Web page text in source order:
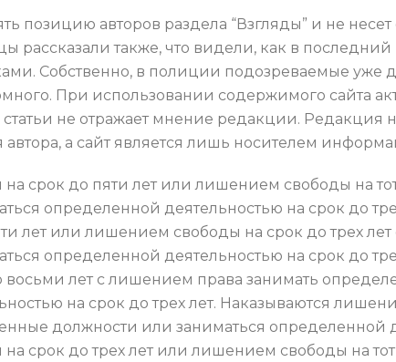
позицию авторов раздела “Взгляды” и не несет
рассказали также, что видели, как в
Собственно, в полиции подозреваемые уже
При использовании содержимого сайта
не отражает мнение редакции. Редакция
а сайт является лишь носителем
срок до пяти лет или лишением свободы на
определенной деятельностью на срок до
лет или лишением свободы на срок до трех
определенной деятельностью на срок до
лет с лишением права занимать
на срок до трех лет. Наказываются
должности или заниматься определенной
срок до трех лет или лишением свободы на